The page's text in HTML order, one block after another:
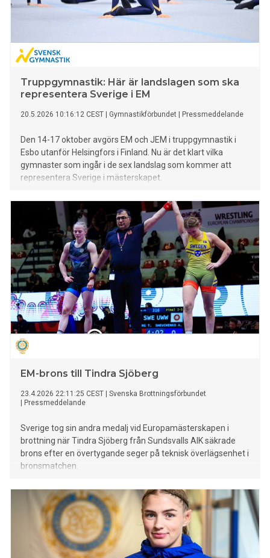
Truppgymnastik: Här är landslagen som ska
representera Sverige i EM
20.5.2026 10:16:12 CEST Gymnastikförbundet Pressmeddelande
Den 14-17 oktober avgörs EM och JEM i truppgymnastik i
Esbo utanför Helsingfors i Finland. Nu är det klart vilka
gymnaster som ingår i de sex landslag som kommer att
representera Sverige i mästerskapet.
EM-brons till Tindra Sjöberg
23.4.2026 22:11:25 CEST
Svenska Brottningsförbundet
Pressmeddelande
Sverige tog sin andra medalj vid Europamästerskapen i
brottning när Tindra Sjöberg från Sundsvalls AIK säkrade
brons efter en övertygande seger på teknisk överlägsenhet i
bronsmatchen.